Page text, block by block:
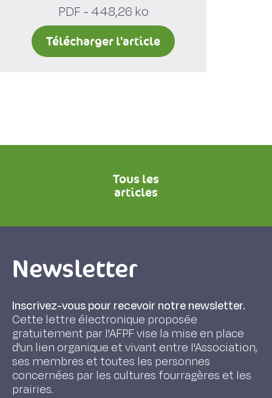
PDF - 448,26 ko
Télécharger l'article
Tous les
articles
Newsletter
Inscrivez-vous pour recevoir notre newsletter.
Cette lettre électronique proposée
gratuitement par l'AFPF vise la mise en place
d'un lien organique et vivant entre l'Association,
ses membres et toutes les personnes
concernées par les cultures fourragères et les
prairies.